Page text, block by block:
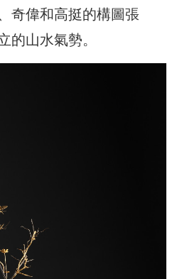
奇偉和高挺的構圖張
的山水氣勢。